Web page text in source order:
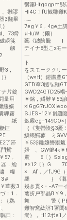
雛謬
β翻畢
73脅
瞬箋
劔
緯
3，
ナ片錠
量用
緩嬢
騨霧
紙
滞
門鴛
57，
，総
糧
＃
薮3
：1．
｛鵜
日：
欝霧Htgogpm懸
Hl4C！fU観雛
…… 睡
7eg￥6，4ge土
♪HuW（爾｝
藝《纏陰騰 l l
テイナ8型こx
一
をスモーククリ
（w×H）鎧購
GTD葦3鑓㌦麺
GWD24GTD25
￥銘，鱒難￥53
SJES−12￥雛灘
劔霧
｛《隻轡陰
鱗織鰐蓼 ミ
￥53β雛嬢轡禦
婦 、GW鍵4k￥
麓 6〔｝
e×12〔｝G
× Af．／fJ9G（
馨 ｝《暮宥騒
幾き貫k・−A7
薯折戸部晶B
舞
難智窯紘評1署
嵩｝，H12ポ